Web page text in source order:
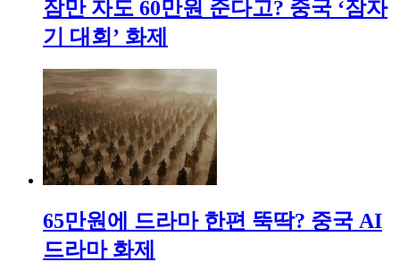
잠만 자도 60만원 준다고? 중국 ‘잠자
기 대회’ 화제
65만원에 드라마 한편 뚝딱? 중국 AI
드라마 화제